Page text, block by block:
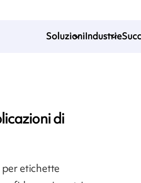
SoluzioniIndustrie
di
etichette